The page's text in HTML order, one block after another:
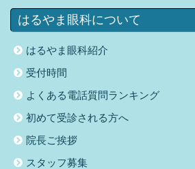
はるやま眼科について
はるやま眼科紹介
受付時間
よくある電話質問ランキング
初めて受診される方へ
院長ご挨拶
スタッフ募集